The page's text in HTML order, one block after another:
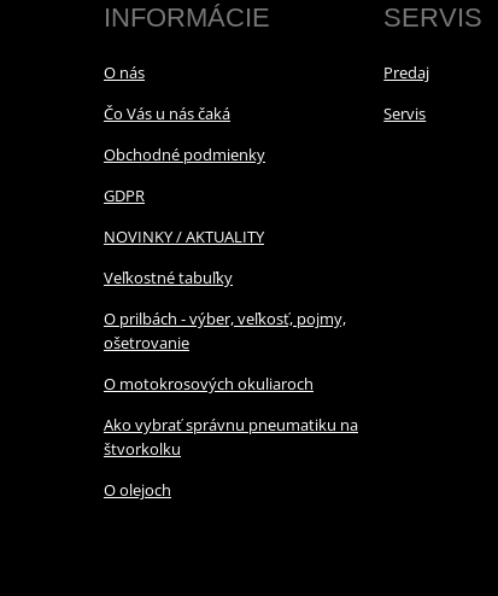
INFORMÁCIE
O nás
Čo Vás u nás čaká
Obchodné podmienky
GDPR
NOVINKY / AKTUALITY
Veľkostné tabuľky
O prilbách - výber, veľkosť, pojmy,
ošetrovanie
O motokrosových okuliaroch
Ako vybrať správnu pneumatiku na
štvorkolku
O olejoch
SERVIS
Predaj
Servis